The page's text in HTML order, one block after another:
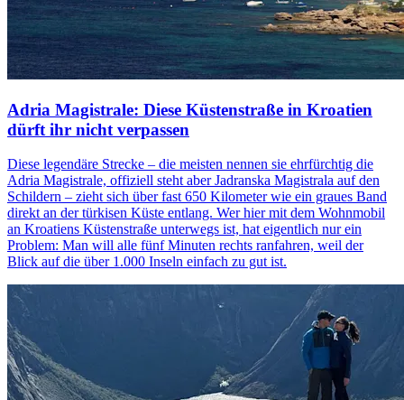
Adria Magistrale: Diese Küstenstraße in Kroatien
dürft ihr nicht verpassen
Diese legendäre Strecke – die meisten nennen sie ehrfürchtig die
Adria Magistrale, offiziell steht aber Jadranska Magistrala auf den
Schildern – zieht sich über fast 650 Kilometer wie ein graues Band
direkt an der türkisen Küste entlang. Wer hier mit dem Wohnmobil
an Kroatiens Küstenstraße unterwegs ist, hat eigentlich nur ein
Problem: Man will alle fünf Minuten rechts ranfahren, weil der
Blick auf die über 1.000 Inseln einfach zu gut ist.